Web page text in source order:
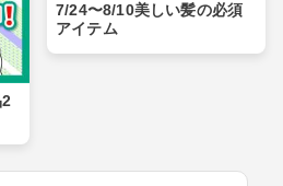
7/24〜8/10美しい髪の必須
アイテム